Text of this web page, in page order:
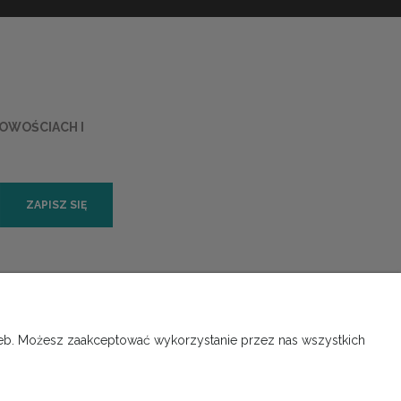
I
ZAPISZ SIĘ
Możesz zaakceptować wykorzystanie przez nas wszystkich